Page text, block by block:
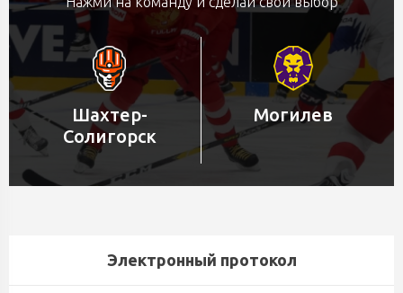
Шахтер-
Солигорск
Могилев
Электронный протокол